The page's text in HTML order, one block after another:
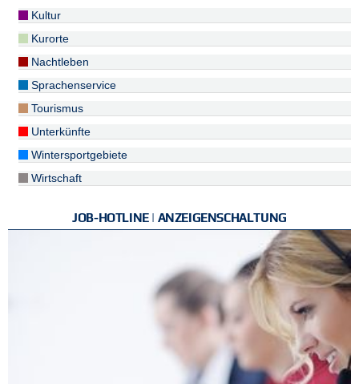
Kultur
Kurorte
Nachtleben
Sprachenservice
Tourismus
Unterkünfte
Wintersportgebiete
Wirtschaft
JOB-HOTLINE | ANZEIGENSCHALTUNG